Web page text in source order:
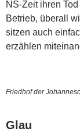
NS-Zeit ihren
Betrieb, überall
sitzen auch
erzählen
Friedhof der
Glau